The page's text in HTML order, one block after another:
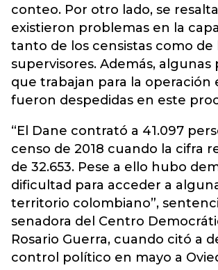
conteo. Por otro lado, se
existieron problemas en la
tanto de los censistas como de
supervisores. Además, algunas
que trabajan para la operación
fueron despedidas en este
“El Dane contrató a 41.097
censo de 2018 cuando la cifra
de 32.653. Pese a ello hubo
dificultad para acceder a
territorio colombiano”,
senadora del Centro
Rosario Guerra, cuando citó a
control político en mayo a